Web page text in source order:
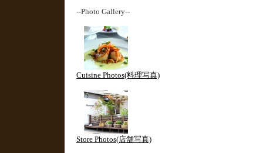
--Photo Gallery--
Cuisine Photos(料理写真)
Store Photos(店舗写真)